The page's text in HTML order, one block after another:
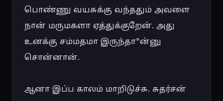
பொண்ணு வயசுக்கு வந்ததும் அவளை
நான் மருமகளா ஏத்துக்குறேன். அது
உனக்கு சம்மதமா இருந்தா"ன்னு
சொன்னான்.
ஆனா இப்ப காலம் மாறிடுச்சு. சுதர்சன்